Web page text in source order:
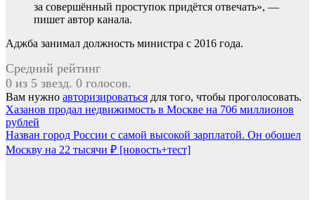
за совершённый проступок придётся отвечать», —
пишет автор канала.
Аджба занимал должность министра с 2016 года.
Средний рейтинг
0 из 5 звезд. 0 голосов.
Вам нужно авторизироваться для того, чтобы проголосовать.
Навигация
по
записям
Хазанов продал недвижимость в Москве на 706 миллионов
рублей
Назван город России с самой высокой зарплатой. Он обошел
Москву на 22 тысячи ₽ [новость+тест]